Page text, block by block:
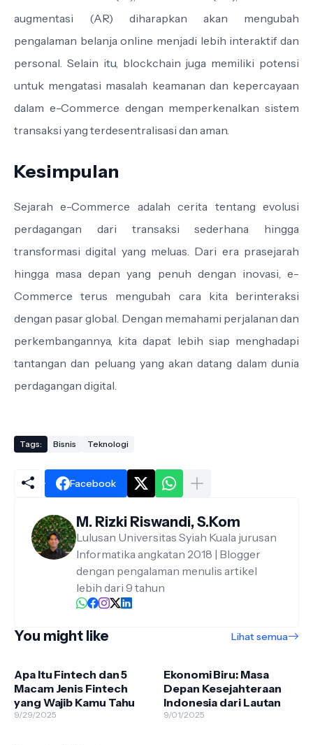
augmentasi (AR) diharapkan akan mengubah
pengalaman belanja online menjadi lebih interaktif dan
personal. Selain itu, blockchain juga memiliki potensi
untuk mengatasi masalah keamanan dan kepercayaan
dalam e-Commerce dengan memperkenalkan sistem
transaksi yang terdesentralisasi dan aman.
Kesimpulan
Sejarah e-Commerce adalah cerita tentang evolusi
perdagangan dari transaksi sederhana hingga
transformasi digital yang meluas. Dari era prasejarah
hingga masa depan yang penuh dengan inovasi, e-
Commerce terus mengubah cara kita berinteraksi
dengan pasar global. Dengan memahami perjalanan dan
perkembangannya, kita dapat lebih siap menghadapi
tantangan dan peluang yang akan datang dalam dunia
perdagangan digital.
Tags: Bisnis Teknologi
Facebook
M. Rizki Riswandi, S.Kom
Lulusan Universitas Syiah Kuala jurusan
Informatika angkatan 2018 | Blogger
dengan pengalaman menulis artikel
lebih dari 9 tahun
You might like Lihat semua
Apa Itu Fintech dan 5
Macam Jenis Fintech
yang Wajib Kamu Tahu
9/29/2025
Ekonomi Biru: Masa
Depan Kesejahteraan
Indonesia dari Lautan
9/01/2025